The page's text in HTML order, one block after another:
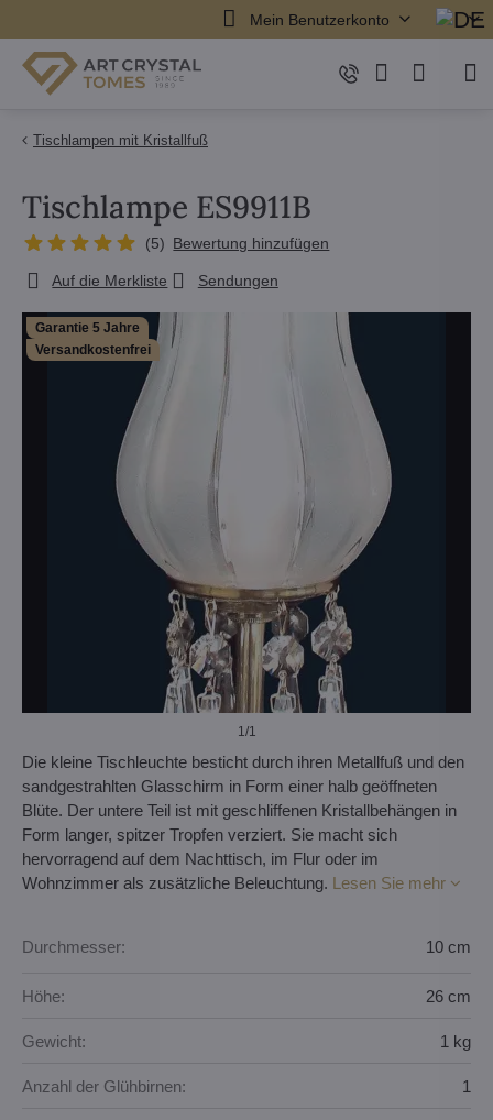
Mein Benutzerkonto
Tischlampen mit Kristallfuß
Garantie 5 Jahre
Versandkostenfrei
1/1
Tischlampe ES9911B
(5) Bewertung hinzufügen
Auf die Merkliste Sendungen
Die kleine Tischleuchte besticht durch ihren Metallfuß und den
sandgestrahlten Glasschirm in Form einer halb geöffneten
Blüte. Der untere Teil ist mit geschliffenen Kristallbehängen in
Form langer, spitzer Tropfen verziert. Sie macht sich
hervorragend auf dem Nachttisch, im Flur oder im
Wohnzimmer als zusätzliche Beleuchtung. Lesen Sie mehr
Durchmesser: 10 cm
Höhe: 26 cm
Gewicht: 1 kg
Anzahl der Glühbirnen: 1